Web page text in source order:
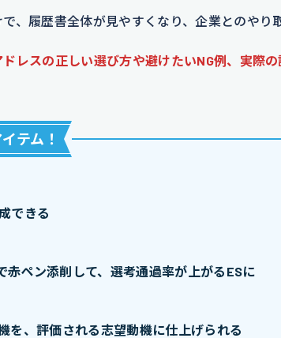
、履歴書全体が見やすくなり、企業とのやり
レスの正しい選び方や避けたいNG例、実際
テム ！
できる
赤ペン添削して、選考通過率が上がるESに
を、評価される志望動機に仕上げられる